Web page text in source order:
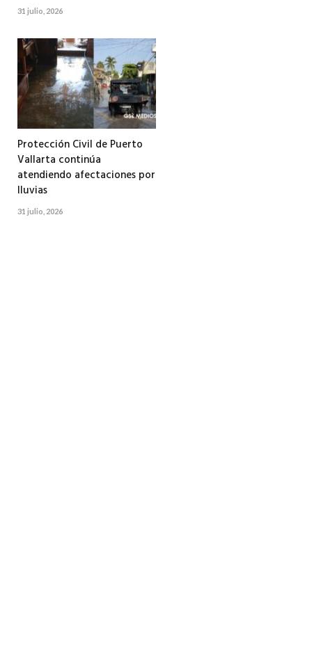
31 julio, 2026
Protección Civil de Puerto
Vallarta continúa
atendiendo afectaciones por
lluvias
31 julio, 2026